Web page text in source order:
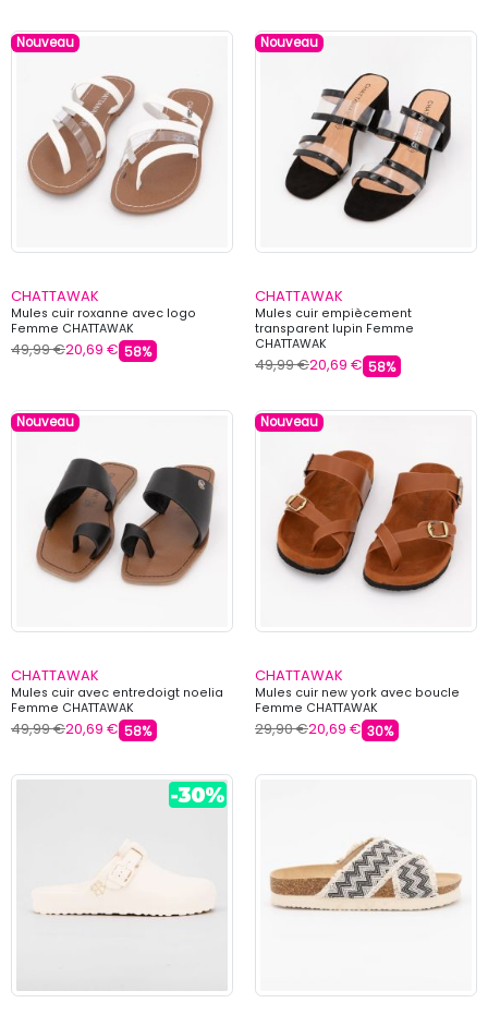
Nouveau
CHATTAWAK
Mules cuir roxanne avec logo
Femme CHATTAWAK
49,99 €20,69 € 58%
Nouveau
CHATTAWAK
Mules cuir empiècement
transparent lupin Femme
CHATTAWAK
49,99 €20,69 € 58%
Nouveau
CHATTAWAK
Mules cuir avec entredoigt noelia
Femme CHATTAWAK
49,99 €20,69 € 58%
Nouveau
CHATTAWAK
Mules cuir new york avec boucle
Femme CHATTAWAK
29,90 €20,69 € 30%